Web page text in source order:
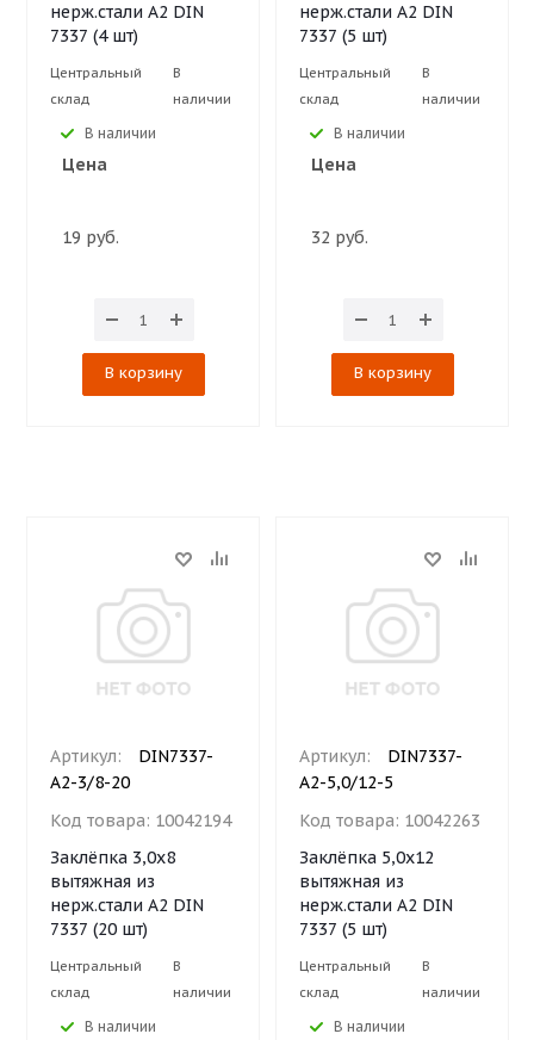
нерж.стали А2 DIN
7337 (4 шт)
Центральный
склад
В
наличии
В наличии
Цена
19 руб.
В корзину
нерж.стали А2 DIN
7337 (5 шт)
Центральный
склад
В
наличии
В наличии
Цена
32 руб.
В корзину
Артикул:
DIN7337-
A2-3/8-20
Код товара: 10042194
Заклёпка 3,0х8
вытяжная из
нерж.стали А2 DIN
7337 (20 шт)
Центральный
склад
В
наличии
В наличии
Артикул:
DIN7337-
A2-5,0/12-5
Код товара: 10042263
Заклёпка 5,0х12
вытяжная из
нерж.стали А2 DIN
7337 (5 шт)
Центральный
склад
В
наличии
В наличии